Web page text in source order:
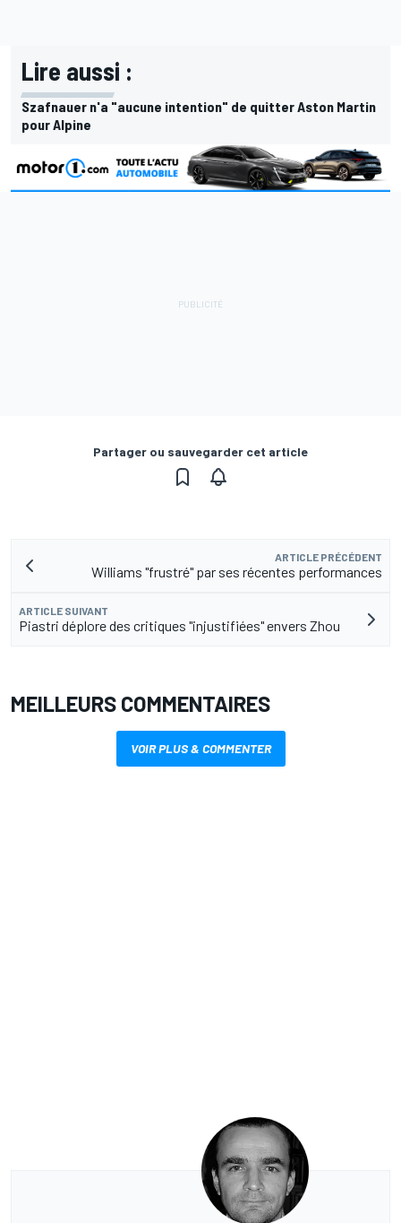
Lire aussi :
Szafnauer n'a "aucune intention" de quitter Aston Martin
pour Alpine
Partager ou sauvegarder cet article
ARTICLE PRÉCÉDENT
Williams "frustré" par ses récentes performances
ARTICLE SUIVANT
Piastri déplore des critiques "injustifiées" envers Zhou
MEILLEURS COMMENTAIRES
VOIR PLUS & COMMENTER